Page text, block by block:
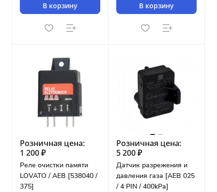
В корзину В корзину
Розничная цена:
1 200 ₽
Реле очистки памяти
LOVATO / AEB [538040 /
375]
Розничная цена:
5 200 ₽
Датчик разрежения и
давления газа [AEB 025
/ 4 PIN / 400kPa]